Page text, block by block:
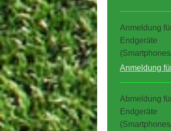
Anmeldung
Endgeräte
Anmeldung
Abmeldung
Endgeräte